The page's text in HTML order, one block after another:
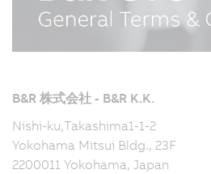
B&R 株式会社 - B&R K.K.
Nishi-ku,Takashima1-1-2
Yokohama Mitsui Bldg., 23F
2200011 Yokohama, Japan